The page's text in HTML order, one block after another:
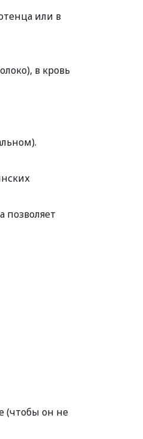
или в
в кровь
(чтобы он не